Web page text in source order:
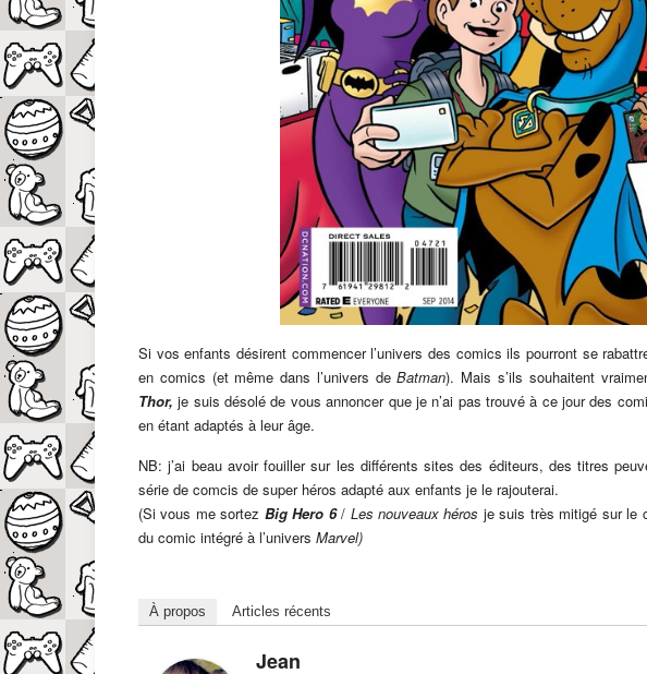
Si vos enfants désirent commencer l’univers des comics ils pourront se
en comics (et même dans l’univers deBatman). Mais s’ils souhaitent
Thor, je suis désolé de vous annoncer que je n’ai pas trouvé à ce jour des
en étant adaptés à leur âge.
NB: j’ai beau avoir fouiller sur les différents sites des éditeurs, des titres
série de comcis de super héros adapté aux enfants je le rajouterai.
(Si vous me sortez Big Hero 6/ Les nouveaux héros je suis très mitigé sur le
du comic intégré à l’univers Marvel)
À propos Articles récents
Jean